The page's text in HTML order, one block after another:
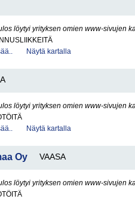
löytyi yrityksen omien www-sivujen
Näytä kartalla
löytyi yrityksen omien www-sivujen
Näytä kartalla
Oy VAASA
löytyi yrityksen omien www-sivujen